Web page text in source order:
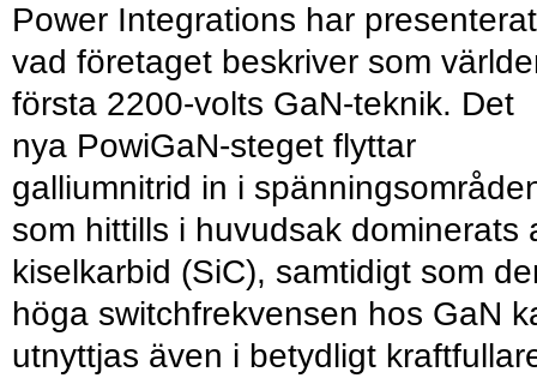
Power Integrations har presenterat
vad företaget beskriver som
första 2200-volts GaN-teknik. Det
nya PowiGaN-steget flyttar
galliumnitrid in i
som hittills i huvudsak dominerats
kiselkarbid (SiC), samtidigt som
höga switchfrekvensen hos GaN
utnyttjas även i betydligt